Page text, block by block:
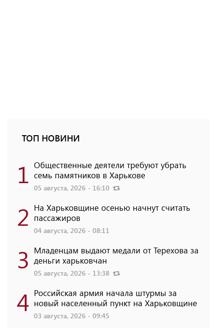
ТОП НОВИНИ
1 Общественные деятели требуют убрать
семь памятников в Харькове
05 августа, 2026 - 16:10
2 На Харьковщине осенью начнут считать
пассажиров
04 августа, 2026 - 08:11
3 Младенцам выдают медали от Терехова за
деньги харьковчан
05 августа, 2026 - 13:38
4 Российская армия начала штурмы за
новый населенный пункт на Харьковщине
03 августа, 2026 - 09:45